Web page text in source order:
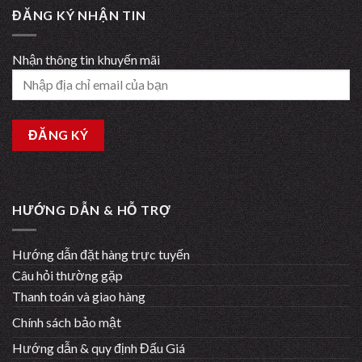
ĐĂNG KÝ NHẬN TIN
Nhận thông tin khuyến mãi
HƯỚNG DẪN & HỖ TRỢ
Hướng dẫn đặt hàng trực tuyến
Câu hỏi thường gặp
Thanh toán và giao hàng
Chính sách bảo mật
Hướng dẫn & quy định Đấu Giá